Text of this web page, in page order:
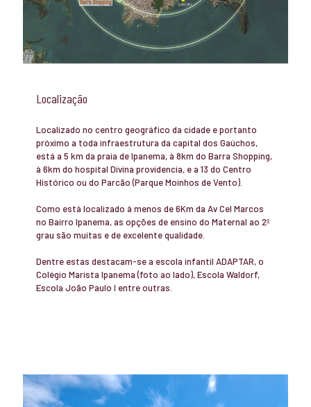
Localização
Localizado no centro geográfico da cidade e portanto
próximo a toda infraestrutura da capital dos Gaúchos,
está a 5 km da praia de Ipanema, à 8km do Barra Shopping,
à 6km do hospital Divina providencia, e a 13 do Centro
Histórico ou do Parcão (Parque Moinhos de Vento).
Como está localizado à menos de 6Km da Av Cel Marcos
no Bairro Ipanema, as opções de ensino do Maternal ao 2º
grau são muitas e de excelente qualidade.
Dentre estas destacam-se a escola infantil ADAPTAR, o
Colégio Marista Ipanema (foto ao lado), Escola Waldorf,
Escola João Paulo I entre outras.